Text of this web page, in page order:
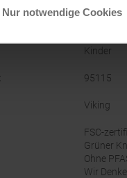
Nur notwendige Cookies
Kinder
95115
Viking
FSC-
Grüner
Ohne
Wir